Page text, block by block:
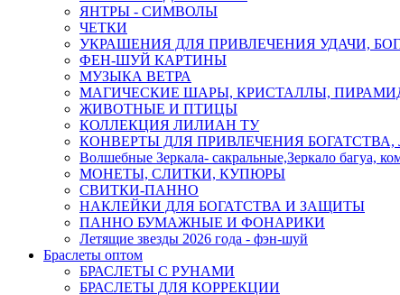
ЯНТРЫ - СИМВОЛЫ
ЧЕТКИ
УКРАШЕНИЯ ДЛЯ ПРИВЛЕЧЕНИЯ УДАЧИ,
ФЕН-ШУЙ КАРТИНЫ
МУЗЫКА ВЕТРА
МАГИЧЕСКИЕ ШАРЫ, КРИСТАЛЛЫ,
ЖИВОТНЫЕ И ПТИЦЫ
КОЛЛЕКЦИЯ ЛИЛИАН ТУ
КОНВЕРТЫ ДЛЯ ПРИВЛЕЧЕНИЯ
Волшебные Зеркала- сакральные,Зеркало багуа,
МОНЕТЫ, СЛИТКИ, КУПЮРЫ
СВИТКИ-ПАННО
НАКЛЕЙКИ ДЛЯ БОГАТСТВА И ЗАЩИТЫ
ПАННО БУМАЖНЫЕ И ФОНАРИКИ
Летящие звезды 2026 года - фэн-шуй
Браслеты оптом
БРАСЛЕТЫ С РУНАМИ
БРАСЛЕТЫ ДЛЯ КОРРЕКЦИИ